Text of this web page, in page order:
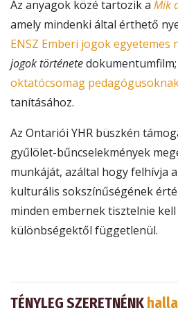
Az anyagok közé tartozik a Mik
amely mindenki által érthető
ENSZ Emberi jogok egyetemes
jogok történetedokumentumfilm;
oktatócsomag
tanításához.
Az Ontariói YHR büszkén
gyűlölet-bűncselekmények
munkáját, azáltal hogy felhívja
kulturális sokszínűségének
minden embernek tisztelnie
különbségektől függetlenül.
TÉNYLEG SZERETNÉNK